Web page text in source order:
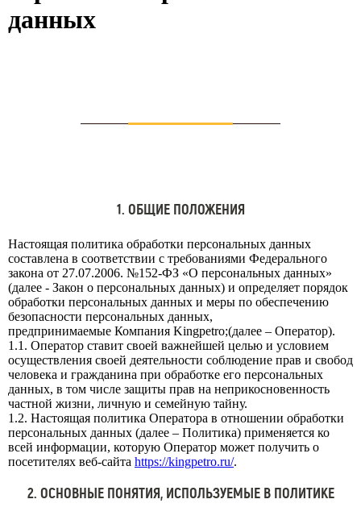
данных
1. ОБЩИЕ ПОЛОЖЕНИЯ
Настоящая политика обработки персональных данных
составлена в соответствии с требованиями Федерального
закона от 27.07.2006. №152-ФЗ «О персональных данных»
(далее - Закон о персональных данных) и определяет порядок
обработки персональных данных и меры по обеспечению
безопасности персональных данных,
предпринимаемые Компания Kingpetro;(далее – Оператор).
1.1. Оператор ставит своей важнейшей целью и условием
осуществления своей деятельности соблюдение прав и свобод
человека и гражданина при обработке его персональных
данных, в том числе защиты прав на неприкосновенность
частной жизни, личную и семейную тайну.
1.2. Настоящая политика Оператора в отношении обработки
персональных данных (далее – Политика) применяется ко
всей информации, которую Оператор может получить о
посетителях веб-сайта https://kingpetro.ru/.
2. ОСНОВНЫЕ ПОНЯТИЯ, ИСПОЛЬЗУЕМЫЕ В ПОЛИТИКЕ